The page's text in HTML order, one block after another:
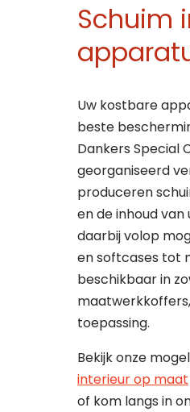
Schuim
Uw kostbare
beste
Dankers Special
georganiseerd
produceren
en de inhoud
daarbij volop
en softcases tot
beschikbaar in
toepassing.
Bekijk onze
interieur op maat
of kom langs in